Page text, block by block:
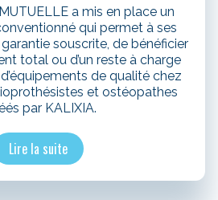
a mis en place un
qui permet à ses
souscrite, de bénéficier
total ou d’un reste à charge
de qualité chez
et ostéopathes
par KALIXIA.
Lire la suite